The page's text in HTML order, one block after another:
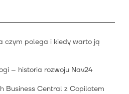
czym polega i kiedy warto ją
– historia rozwoju Nav24
Business Central z Copilotem